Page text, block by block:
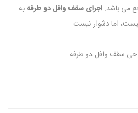
می باشد. اجرای سقف وافل دو طرفهبه
اما دشوار نیست.
سقف وافل دو طرفه